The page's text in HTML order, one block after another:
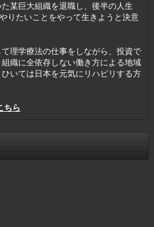
某巨大組織を退職し、後半の人生
りたいことをやって生きようと決意
理学療法の仕事をしながら、投資で
織に全依存しない働き方による地域
いては日本を元気にリハビリする方
ちら